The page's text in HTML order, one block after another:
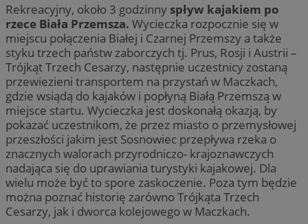
Rekreacyjny, około 3 godzinny spływ kajakiem po
rzece Biała Przemsza. Wycieczka rozpocznie się w
miejscu połączenia Białej i Czarnej Przemszy a także
styku trzech państw zaborczych tj. Prus, Rosji i Austrii –
Trójkąt Trzech Cesarzy, następnie uczestnicy zostaną
przewiezieni transportem na przystań w Maczkach,
gdzie wsiądą do kajaków i popłyną Białą Przemszą w
miejsce startu. Wycieczka jest doskonałą okazją, by
pokazać uczestnikom, że przez miasto o przemysłowej
przeszłości jakim jest Sosnowiec przepływa rzeka o
znacznych walorach przyrodniczo- krajoznawczych
nadająca się do uprawiania turystyki kajakowej. Dla
wielu może być to spore zaskoczenie. Poza tym będzie
można poznać historię zarówno Trójkąta Trzech
Cesarzy, jak i dworca kolejowego w Maczkach.